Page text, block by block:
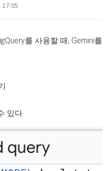
17:05
를 사용할 때, Gemini를
있다.